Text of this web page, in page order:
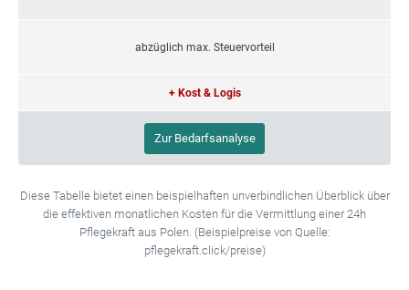
abzüglich max. Steuervorteil
+ Kost & Logis
Zur Bedarfsanalyse
Diese Tabelle bietet einen beispielhaften unverbindlichen Überblick über
die effektiven monatlichen Kosten für die Vermittlung einer 24h
Pflegekraft aus Polen. (Beispielpreise von Quelle:
pflegekraft.click/preise)